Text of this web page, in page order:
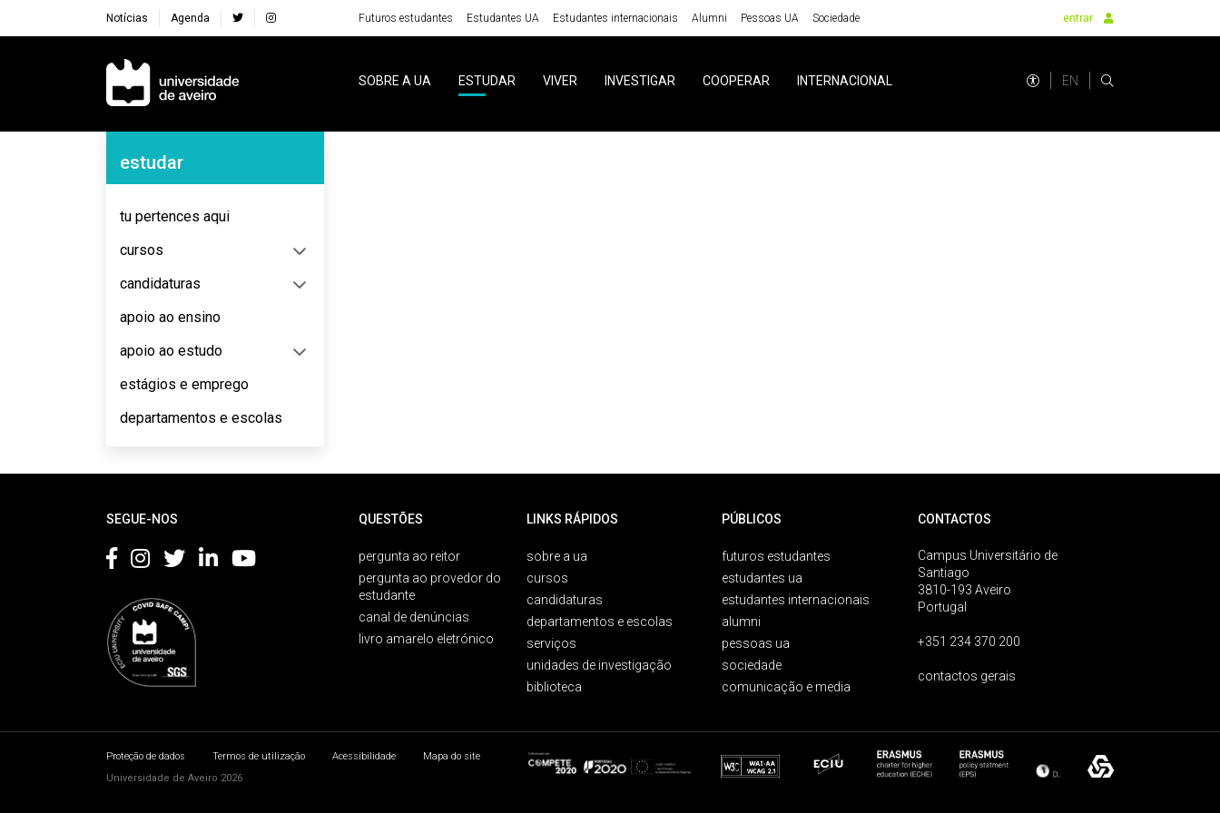
Notícias Agenda Futuros estudantes Estudantes UA Estudantes internacionais Alumni Pessoas UA Sociedade entrar
Navegação Principal
SOBRE A UA ESTUDAR VIVER INVESTIGAR COOPERAR INTERNACIONAL EN
Navegação Lateral
estudar
tu pertences aqui
cursos
candidaturas
apoio ao ensino
apoio ao estudo
estágios e emprego
departamentos e escolas
SEGUE-NOS QUESTÕES
pergunta ao reitor
pergunta ao provedor do
estudante
canal de denúncias
livro amarelo eletrónico
LINKS RÁPIDOS
sobre a ua
cursos
candidaturas
departamentos e escolas
serviços
unidades de investigação
biblioteca
PÚBLICOS
futuros estudantes
estudantes ua
estudantes internacionais
alumni
pessoas ua
sociedade
comunicação e media
CONTACTOS
Campus Universitário de
Santiago
3810-193 Aveiro
Portugal
+351 234 370 200
contactos gerais
Proteção de dados Termos de utilização Acessibilidade
Mapa do site
Universidade de Aveiro 2026